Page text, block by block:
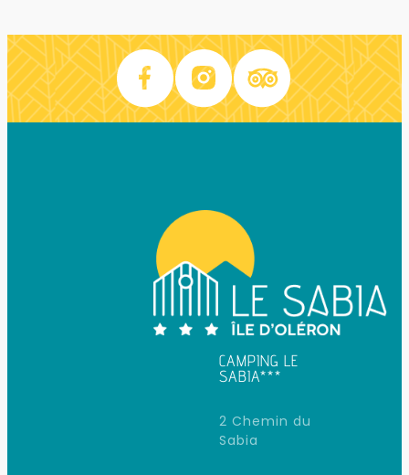
CAMPING LE
SABIA***
2 Chemin du
Sabia